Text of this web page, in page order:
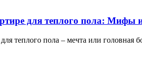
для теплого пола: Мифы
для теплого пола – мечта или